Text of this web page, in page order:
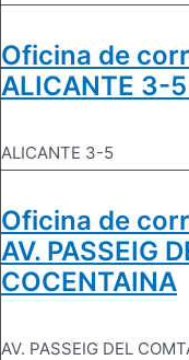
Oficina de
ALICANTE 3-
ALICANTE 3-5
Oficina de
AV. PASSEIG
COCENTAINA
AV. PASSEIG DEL